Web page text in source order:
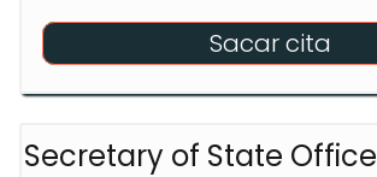
Sacar cita
Secretary of State Office